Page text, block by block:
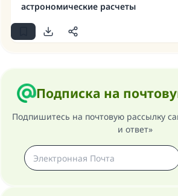
астрономические расчеты
Подписка на
Подпишитесь на почтовую рассылку
и ответ»
Помогите нам предоставить
Посланник Аллаха, мир
(МУСЛИМ, №
Участвуйте сейчас!